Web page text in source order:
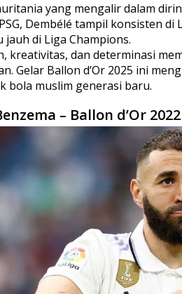
yang mengalir dalam
Dembélé tampil konsisten
jauh di Liga Champions.
kreativitas, dan determinasi
Gelar Ballon d’Or 2025 ini
bola muslim generasi baru.
– Ballon d’Or 2022